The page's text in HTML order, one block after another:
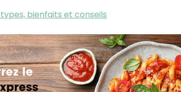
bienfaits et conseils